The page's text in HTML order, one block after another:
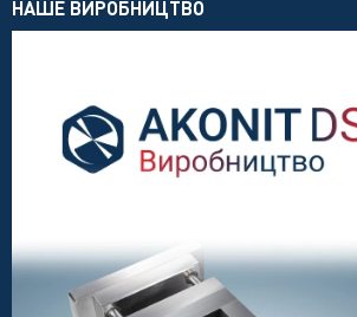
НАШЕ ВИРОБНИЦТВО